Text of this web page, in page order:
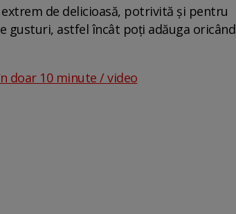
de delicioasă, potrivită și pentru
gusturi, astfel încât poți adăuga oricând
doar 10 minute / video